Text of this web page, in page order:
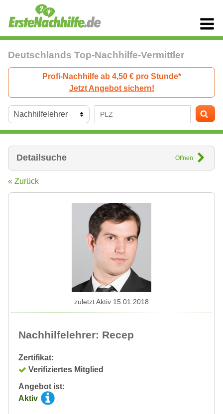
Deutschlands Top-Nachhilfe-Vermittler
Profi-Nachhilfe ab 4,50 € pro Stunde*
Jetzt Angebot sichern!
Detailsuche Öffnen
« Zurück
Nachhilfelehrer: Recep
Zertifikat:
Verifiziertes Mitglied
Angebot ist:
Aktiv
zuletzt Aktiv 15.01.2018